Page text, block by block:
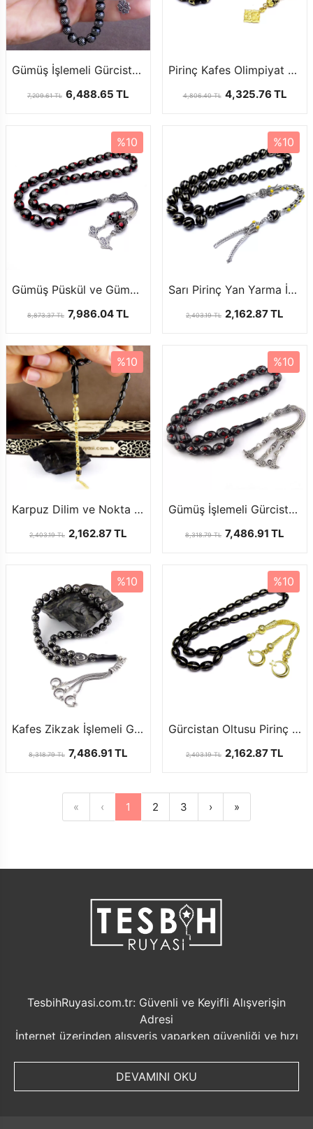
Gümüş İşlemeli Gürcistan Oltu Tesbih
7,209.61 TL 6,488.65 TL
Pirinç Kafes Olimpiyat Model Gürcistan Oltu Tesbih
4,806.40 TL 4,325.76 TL
%10
Gümüş Püskül ve Gümüş İşlemeli Gürcistan Oltu Tesbihi
8,873.37 TL 7,986.04 TL
%10
Sarı Pirinç Yan Yarma İşlemeli Misket Gürcistan Taşı Tesbihi
2,403.19 TL 2,162.87 TL
%10
Karpuz Dilim ve Nokta İşlemeli Gürcistan Oltu Tesbih
2,403.19 TL 2,162.87 TL
%10
Gümüş İşlemeli Gürcistan Oltu Tesbih
8,318.79 TL 7,486.91 TL
%10
Kafes Zikzak İşlemeli Gürcistan Oltu Tesbih
8,318.79 TL 7,486.91 TL
%10
Gürcistan Oltusu Pirinç Yarma ve Nokta İşleme
2,403.19 TL 2,162.87 TL
« ‹ 1 2 3 › »
TesbihRuyasi.com.tr: Güvenli ve Keyifli Alışverişin
Adresi
İnternet üzerinden alışveriş yaparken güvenliği ve hızı
TesbihRuyasi.com.tr, müşterilerine sunduğu bir dizi
DEVAMINI OKU